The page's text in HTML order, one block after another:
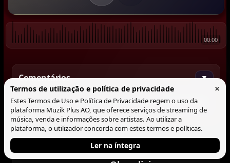
00:00
Comentários ▼
Comentar
Tocando agora
Termos de utilização e política de privacidade ×
Estes Termos de Uso e Política de Privacidade regem o uso da
plataforma Muzik Plus AO, que oferece serviços de streaming de
música, venda e informações sobre artistas. Ao utilizar a
plataforma, o utilizador concorda com estes termos e políticas.
Ler na íntegra